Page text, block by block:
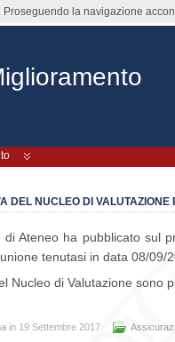
DEL NUCLEO DI VALUTAZIONE
di Ateneo ha pubblicato sul
tenutasi in data 08/09/
Nucleo di Valutazione sono
in 19 Settembre 2017
la navigazione